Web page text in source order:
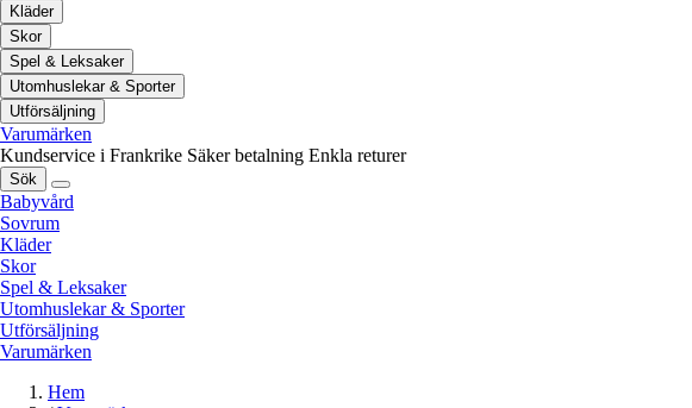
Kläder
Skor
Spel & Leksaker
Utomhuslekar & Sporter
Utförsäljning
Varumärken
Kundservice i Frankrike Säker betalning Enkla returer
Sök
Babyvård
Sovrum
Kläder
Skor
Spel & Leksaker
Utomhuslekar & Sporter
Utförsäljning
Varumärken
Hem